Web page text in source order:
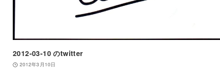
2012-03-10 のtwitter
2012年3月10日